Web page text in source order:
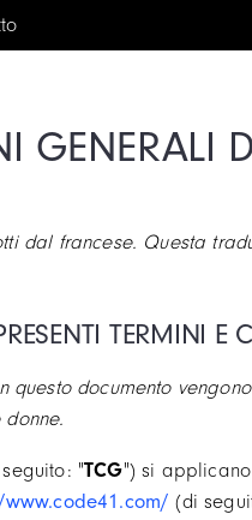
GENERALI
dal francese. Questa
TERMINI E
documento
"TCG") si
(di